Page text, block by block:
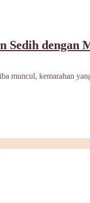
Sedih dengan
muncul, kemarahan